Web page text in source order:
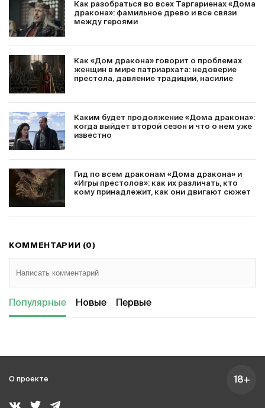
Как разобраться во всех Таргариенах «Дома
дракона»: фамильное древо и все связи
между героями
Как «Дом дракона» говорит о проблемах
женщин в мире патриархата: недоверие
престола, давление традиций, насилие
Каким будет продолжение «Дома дракона»:
когда выйдет второй сезон и что о нем уже
известно
Гид по всем драконам «Дома дракона» и
«Игры престолов»: как их различать, кто
кому принадлежит, как они двигают сюжет
КОММЕНТАРИИ (0)
Популярные Новые Первые
О проекте 18+